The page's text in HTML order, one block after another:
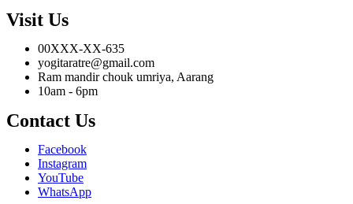
Visit Us
00XXX-XX-635
yogitaratre@gmail.com
Ram mandir chouk umriya, Aarang
10am - 6pm
Contact Us
Facebook
Instagram
YouTube
WhatsApp